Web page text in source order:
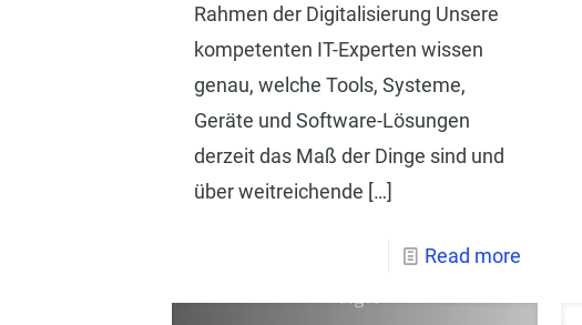
Rahmen der Digitalisierung Unsere
kompetenten IT-Experten wissen
genau, welche Tools, Systeme,
Geräte und Software-Lösungen
derzeit das Maß der Dinge sind und
über weitreichende […]
Read more